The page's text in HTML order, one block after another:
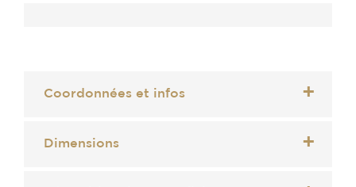
Coordonnées et infos
Dimensions